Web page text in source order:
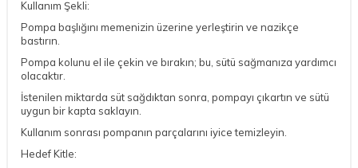
Kullanım Şekli:
Pompa başlığını memenizin üzerine yerleştirin ve nazikçe
bastırın.
Pompa kolunu el ile çekin ve bırakın; bu, sütü sağmanıza yardımcı
olacaktır.
İstenilen miktarda süt sağdıktan sonra, pompayı çıkartın ve sütü
uygun bir kapta saklayın.
Kullanım sonrası pompanın parçalarını iyice temizleyin.
Hedef Kitle: